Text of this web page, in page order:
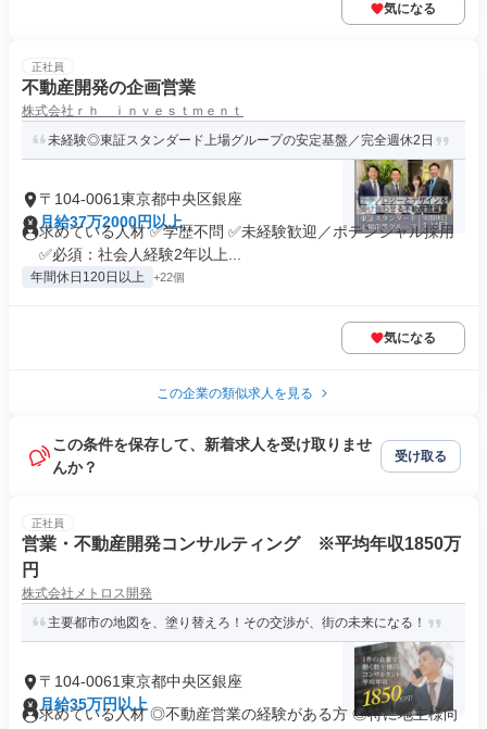
気になる
正社員
不動産開発の企画営業
株式会社ｒｈ ｉｎｖｅｓｔｍｅｎｔ
未経験◎東証スタンダード上場グループの安定基盤／完全週休2日
〒104-0061東京都中央区銀座
月給37万2000円以上
求めている人材 ✅学歴不問 ✅未経験歓迎／ポテンシャル採用
✅必須：社会人経験2年以上...
年間休日120日以上 +22個
気になる
この企業の類似求人を見る
この条件を保存して、新着求人を受け取りませ
んか？
受け取る
正社員
営業・不動産開発コンサルティング ※平均年収1850万
円
株式会社メトロス開発
主要都市の地図を、塗り替えろ！その交渉が、街の未来になる！
〒104-0061東京都中央区銀座
月給35万円以上
求めている人材 ◎不動産営業の経験がある方 ◎特に地主様向